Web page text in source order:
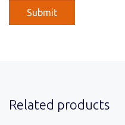
Related products